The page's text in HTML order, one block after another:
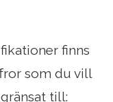
finns
som du vill
till: